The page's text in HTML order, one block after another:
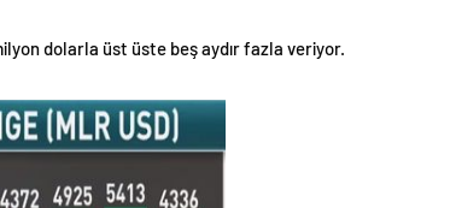
dolarla üst üste beş aydır fazla veriyor.